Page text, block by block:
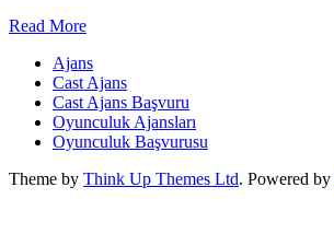
Read More
Ajans
Cast Ajans
Cast Ajans Başvuru
Oyunculuk Ajansları
Oyunculuk Başvurusu
Theme by Think Up Themes Ltd. Powered by